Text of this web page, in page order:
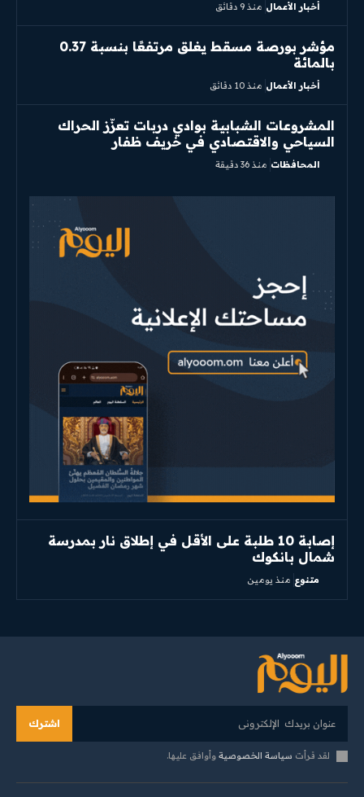
أخبار الأعمال منذ 9 دقائق
مؤشر بورصة مسقط يغلق مرتفعًا بنسبة 0.37
بالمائة
أخبار الأعمال منذ 10 دقائق
المشروعات الشبابية بوادي دربات تعزّز الحراك
السياحي والاقتصادي في خريف ظفار
المحافظات منذ 36 دقيقة
إصابة 10 طلبة على الأقل في إطلاق نار بمدرسة
شمال بانكوك
متنوع منذ يومين
اشترك
لقد قرأت سياسة الخصوصية وأوافق عليها.